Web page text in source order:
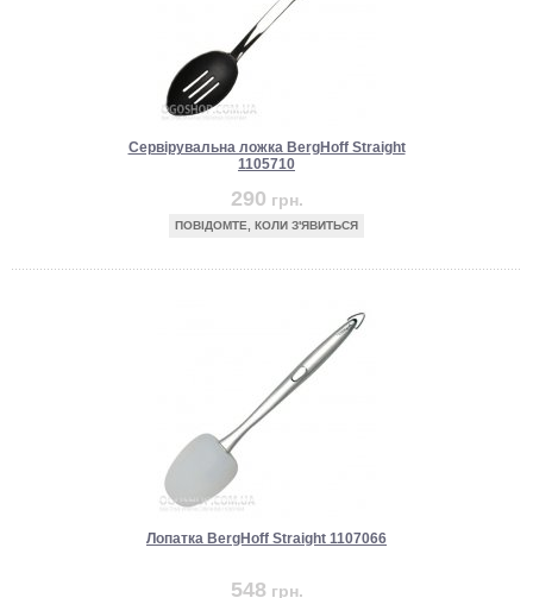
Сервірувальна ложка BergHoff Straight
1105710
290 грн.
ПОВІДОМТЕ, КОЛИ З'ЯВИТЬСЯ
Лопатка BergHoff Straight 1107066
548 грн.